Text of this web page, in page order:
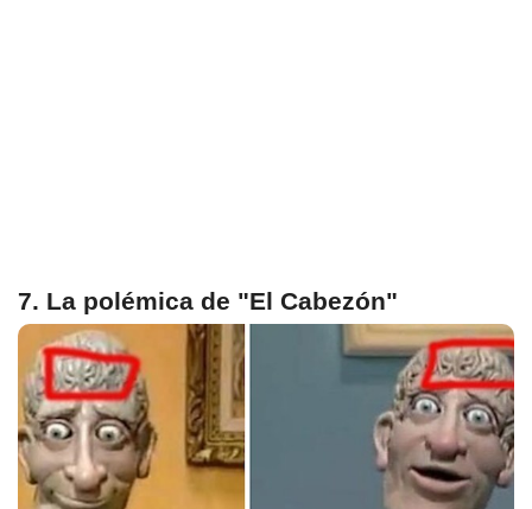
7. La polémica de "El Cabezón"